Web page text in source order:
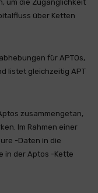
um die Zugänglichkeit
über Ketten
für APTOs,
listet gleichzeitig APT
zusammengetan,
Im Rahmen einer
-Daten in die
in der Aptos -Kette